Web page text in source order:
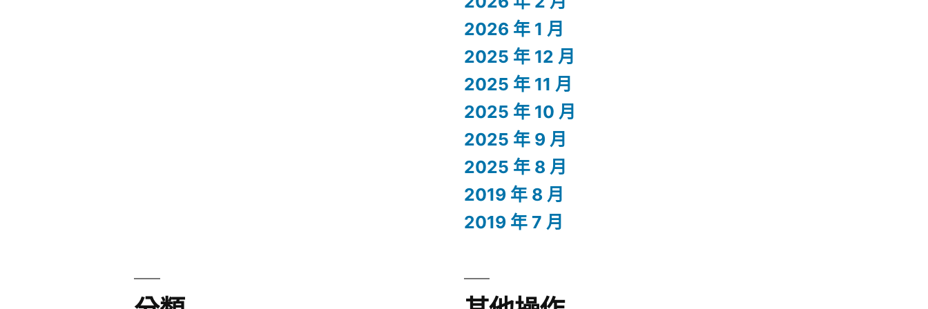
2026 年 1 月
2025 年 12 月
2025 年 11 月
2025 年 10 月
2025 年 9 月
2025 年 8 月
2019 年 8 月
2019 年 7 月